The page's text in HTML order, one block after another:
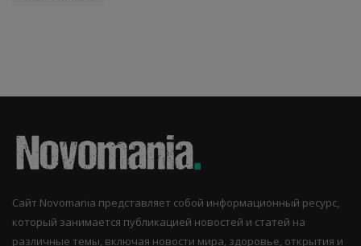
Сайт Novomania представляет собой информационный ресурс,
который занимается публикацией новостей и статей на
различные темы, включая новости мира, здоровье, открытия и